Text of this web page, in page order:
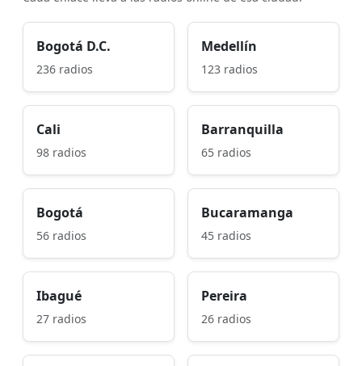
Bogotá D.C.
236 radios
Medellín
123 radios
Cali
98 radios
Barranquilla
65 radios
Bogotá
56 radios
Bucaramanga
45 radios
Ibagué
27 radios
Pereira
26 radios